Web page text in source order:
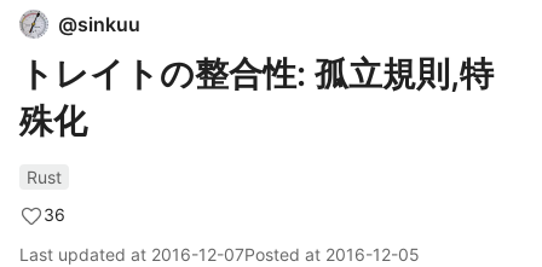
@sinkuu
トレイトの整合性: 孤立規則,特
殊化
Rust
36
Last updated at 2016-12-07Posted at 2016-12-05